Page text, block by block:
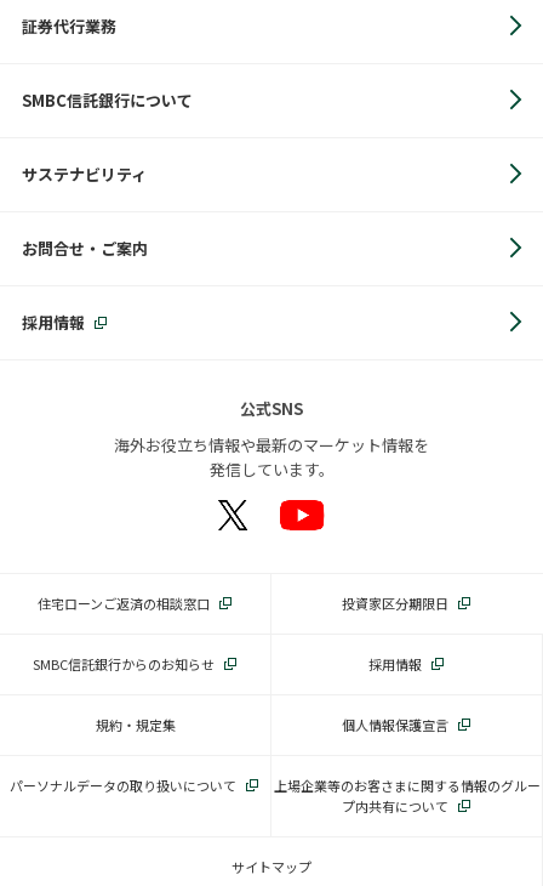
証券代行業務
SMBC信託銀行について
サステナビリティ
お問合せ・ご案内
採用情報
公式SNS
海外お役立ち情報や最新のマーケット情報を
発信しています。
住宅ローンご返済の相談窓口 投資家区分期限日
SMBC信託銀行からのお知らせ 採用情報
規約・規定集 個人情報保護宣言
パーソナルデータの取り扱いについて
上場企業等のお客さまに関する情報のグルー
プ内共有について
サイトマップ